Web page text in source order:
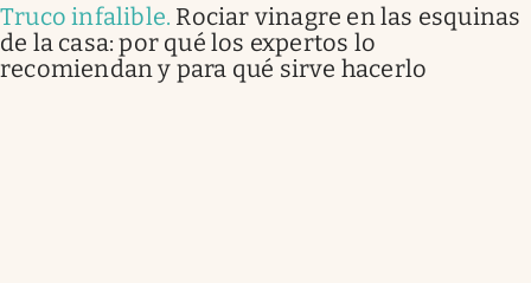
Truco infalible. Rociar vinagre en las esquinas
de la casa: por qué los expertos lo
recomiendan y para qué sirve hacerlo